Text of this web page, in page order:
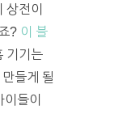
전이
? 이 블
기기는
들게 될
들이